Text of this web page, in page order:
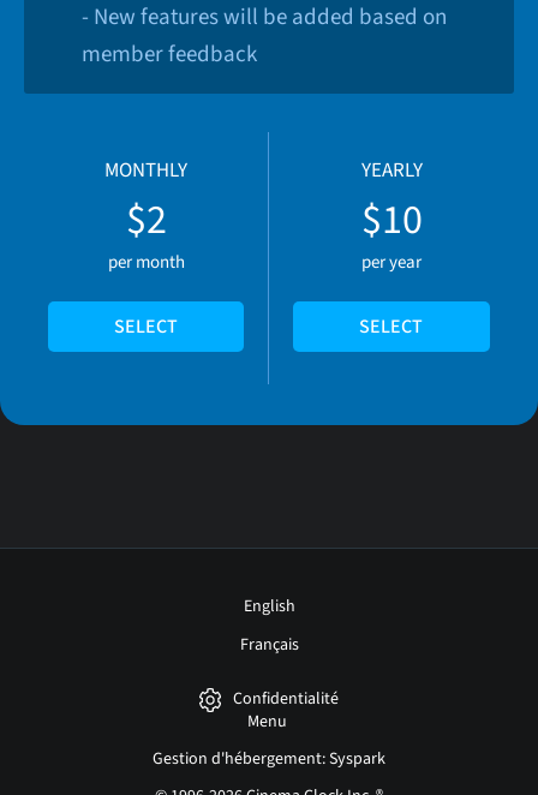
- New features will be added based on
member feedback
MONTHLY
$2
per month
SELECT
YEARLY
$10
per year
SELECT
English
Français
Confidentialité
Menu
Gestion d'hébergement: Syspark